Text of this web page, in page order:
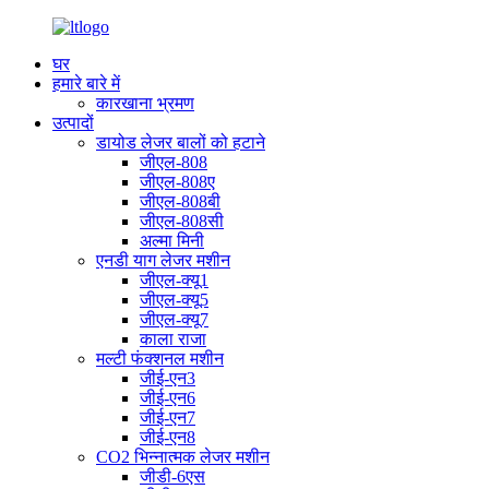
घर
हमारे बारे में
कारखाना भ्रमण
उत्पादों
डायोड लेजर बालों को हटाने
जीएल-808
जीएल-808ए
जीएल-808बी
जीएल-808सी
अल्मा मिनी
एनडी याग लेजर मशीन
जीएल-क्यू1
जीएल-क्यू5
जीएल-क्यू7
काला राजा
मल्टी फंक्शनल मशीन
जीई-एन3
जीई-एन6
जीई-एन7
जीई-एन8
CO2 भिन्नात्मक लेजर मशीन
जीडी-6एस